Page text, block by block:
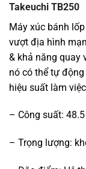
Takeuchi TB250
Máy xúc bánh
vượt địa hình
& khả năng quay
nó có thể tự
hiệu suất làm
– Công suất:
– Trọng lượng: